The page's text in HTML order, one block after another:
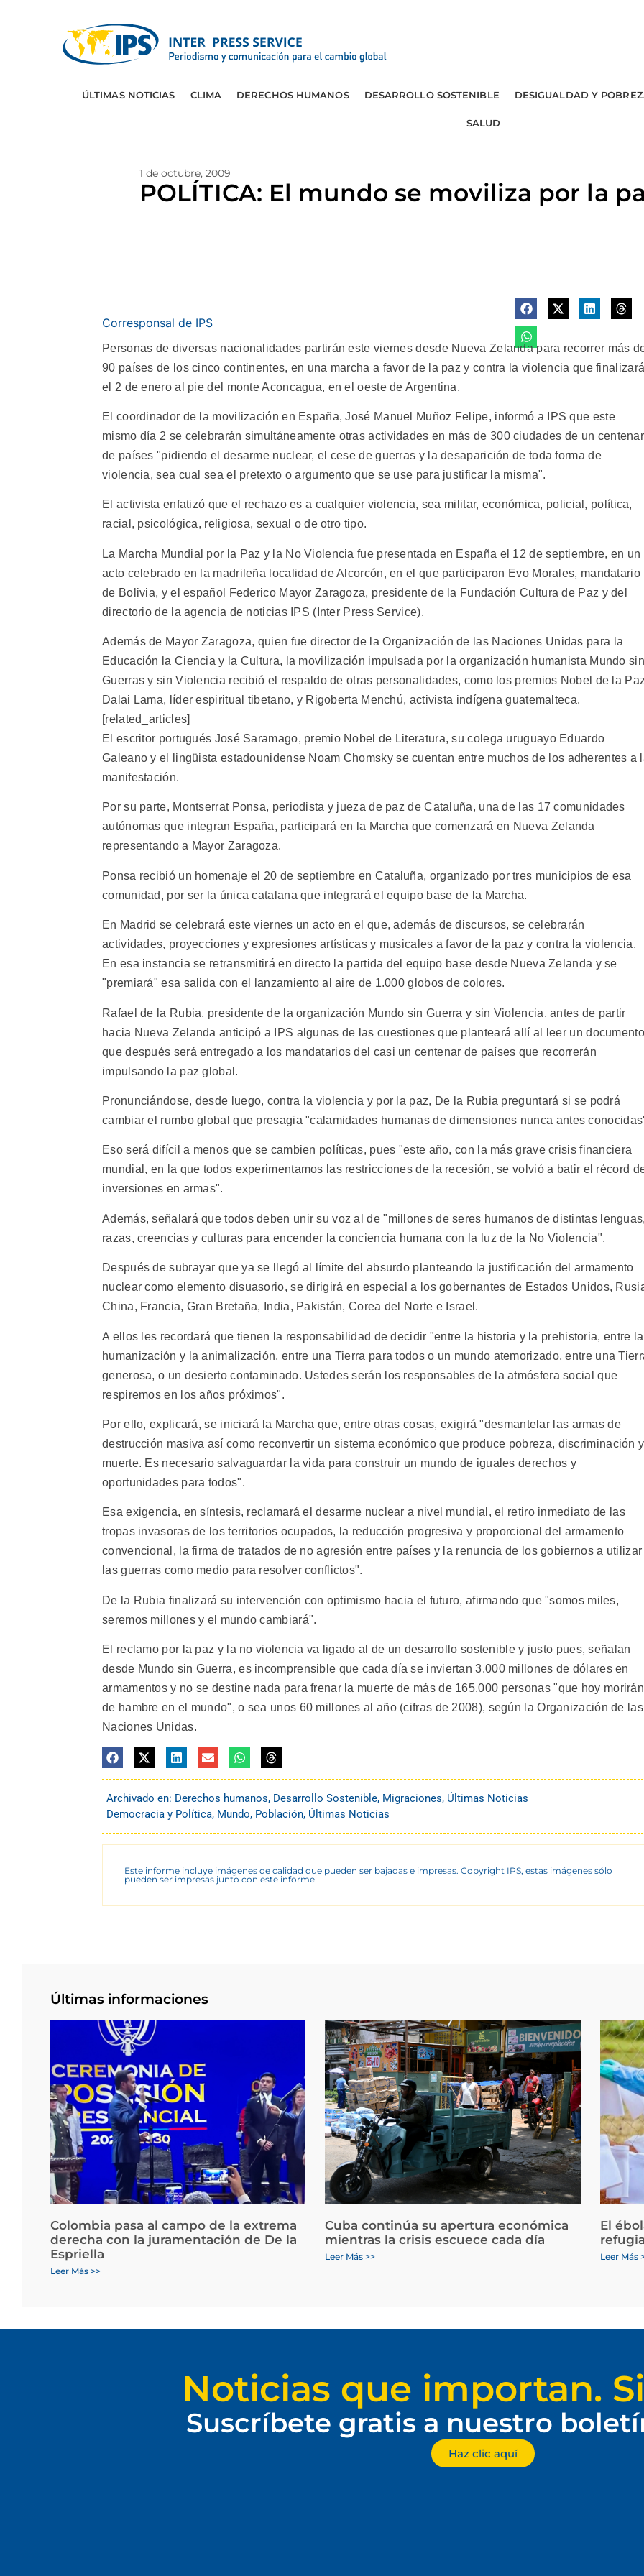
ÚLTIMAS NOTICIAS CLIMA DERECHOS HUMANOS DESARROLLO SOSTENIBLE DESIGUALDAD Y
SALUD
1 de octubre, 2009
POLÍTICA: El mundo se moviliza por la
Corresponsal de IPS
Personas de diversas nacionalidades partirán este viernes desde Nueva Zelanda para recorrer más
90 países de los cinco continentes, en una marcha a favor de la paz y contra la violencia que
el 2 de enero al pie del monte Aconcagua, en el oeste de Argentina.
El coordinador de la movilización en España, José Manuel Muñoz Felipe, informó a IPS que este
mismo día 2 se celebrarán simultáneamente otras actividades en más de 300 ciudades de un centenar
de países "pidiendo el desarme nuclear, el cese de guerras y la desaparición de toda forma de
violencia, sea cual sea el pretexto o argumento que se use para justificar la misma".
El activista enfatizó que el rechazo es a cualquier violencia, sea militar, económica, policial, política,
racial, psicológica, religiosa, sexual o de otro tipo.
La Marcha Mundial por la Paz y la No Violencia fue presentada en España el 12 de septiembre, en un
acto celebrado en la madrileña localidad de Alcorcón, en el que participaron Evo Morales, mandatario
de Bolivia, y el español Federico Mayor Zaragoza, presidente de la Fundación Cultura de Paz y del
directorio de la agencia de noticias IPS (Inter Press Service).
Además de Mayor Zaragoza, quien fue director de la Organización de las Naciones Unidas para la
Educación la Ciencia y la Cultura, la movilización impulsada por la organización humanista Mundo sin
Guerras y sin Violencia recibió el respaldo de otras personalidades, como los premios Nobel de la
Dalai Lama, líder espiritual tibetano, y Rigoberta Menchú, activista indígena guatemalteca.
[related_articles]
El escritor portugués José Saramago, premio Nobel de Literatura, su colega uruguayo Eduardo
Galeano y el lingüista estadounidense Noam Chomsky se cuentan entre muchos de los adherentes a
manifestación.
Por su parte, Montserrat Ponsa, periodista y jueza de paz de Cataluña, una de las 17 comunidades
autónomas que integran España, participará en la Marcha que comenzará en Nueva Zelanda
representando a Mayor Zaragoza.
Ponsa recibió un homenaje el 20 de septiembre en Cataluña, organizado por tres municipios de esa
comunidad, por ser la única catalana que integrará el equipo base de la Marcha.
En Madrid se celebrará este viernes un acto en el que, además de discursos, se celebrarán
actividades, proyecciones y expresiones artísticas y musicales a favor de la paz y contra la violencia.
En esa instancia se retransmitirá en directo la partida del equipo base desde Nueva Zelanda y se
"premiará" esa salida con el lanzamiento al aire de 1.000 globos de colores.
Rafael de la Rubia, presidente de la organización Mundo sin Guerra y sin Violencia, antes de partir
hacia Nueva Zelanda anticipó a IPS algunas de las cuestiones que planteará allí al leer un documento
que después será entregado a los mandatarios del casi un centenar de países que recorrerán
impulsando la paz global.
Pronunciándose, desde luego, contra la violencia y por la paz, De la Rubia preguntará si se podrá
cambiar el rumbo global que presagia "calamidades humanas de dimensiones nunca antes
Eso será difícil a menos que se cambien políticas, pues "este año, con la más grave crisis financiera
mundial, en la que todos experimentamos las restricciones de la recesión, se volvió a batir el récord
inversiones en armas".
Además, señalará que todos deben unir su voz al de "millones de seres humanos de distintas
razas, creencias y culturas para encender la conciencia humana con la luz de la No Violencia".
Después de subrayar que ya se llegó al límite del absurdo planteando la justificación del armamento
nuclear como elemento disuasorio, se dirigirá en especial a los gobernantes de Estados Unidos,
China, Francia, Gran Bretaña, India, Pakistán, Corea del Norte e Israel.
A ellos les recordará que tienen la responsabilidad de decidir "entre la historia y la prehistoria, entre la
humanización y la animalización, entre una Tierra para todos o un mundo atemorizado, entre una
generosa, o un desierto contaminado. Ustedes serán los responsables de la atmósfera social que
respiremos en los años próximos".
Por ello, explicará, se iniciará la Marcha que, entre otras cosas, exigirá "desmantelar las armas de
destrucción masiva así como reconvertir un sistema económico que produce pobreza, discriminación y
muerte. Es necesario salvaguardar la vida para construir un mundo de iguales derechos y
oportunidades para todos".
Esa exigencia, en síntesis, reclamará el desarme nuclear a nivel mundial, el retiro inmediato de las
tropas invasoras de los territorios ocupados, la reducción progresiva y proporcional del armamento
convencional, la firma de tratados de no agresión entre países y la renuncia de los gobiernos a utilizar
las guerras como medio para resolver conflictos".
De la Rubia finalizará su intervención con optimismo hacia el futuro, afirmando que "somos miles,
seremos millones y el mundo cambiará".
El reclamo por la paz y la no violencia va ligado al de un desarrollo sostenible y justo pues, señalan
desde Mundo sin Guerra, es incomprensible que cada día se inviertan 3.000 millones de dólares en
armamentos y no se destine nada para frenar la muerte de más de 165.000 personas "que hoy morirán
de hambre en el mundo", o sea unos 60 millones al año (cifras de 2008), según la Organización de las
Naciones Unidas.
Archivado en: Derechos humanos, Desarrollo Sostenible, Migraciones, Últimas Noticias
Democracia y Política, Mundo, Población, Últimas Noticias
Este informe incluye imágenes de calidad que pueden ser bajadas e impresas. Copyright IPS, estas imágenes sólo
pueden ser impresas junto con este informe
Últimas informaciones
Colombia pasa al campo de la extrema
derecha con la juramentación de De la
Espriella
Leer Más >>
Cuba continúa su apertura económica
mientras la crisis escuece cada día
Leer Más >>
El
Leer Más
Noticias que importan.
Suscríbete gratis a nuestro
Haz clic aquí